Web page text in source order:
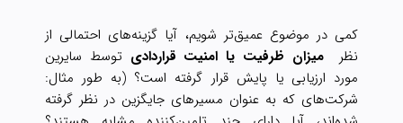
کمی در موضوع عمیق‌تر شویم، آیا گزینه‌های احتمالی از
نظرمیزان ظرفیت یا امنیت قراردادی توسط سایرین
مورد ارزیابی یا پایش قرار گرفته است؟ (به طور مثال:
شرکت‌های که به عنوان مسیرهای جایگزین در نظر گرفته